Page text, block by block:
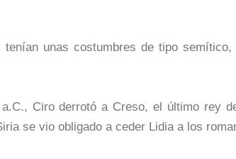
tenían unas costumbres de tipo
Ciro derrotó a Creso, el último rey
se vio obligado a ceder Lidia a los